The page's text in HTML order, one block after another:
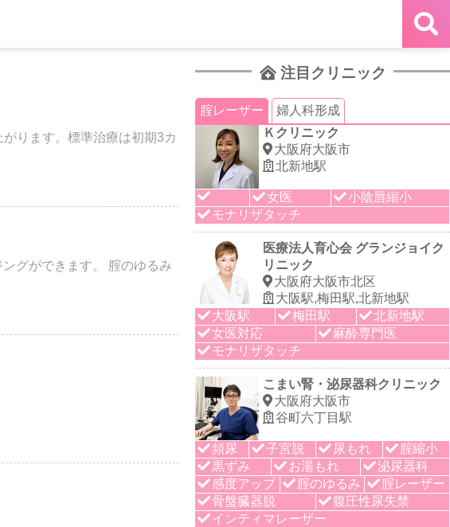
ります。標準治療は初期3カ
グができます。 腟のゆるみ
注目クリニック
腟レーザー
婦人科形成
Ｋクリニック
大阪府大阪市
北新地駅
女医
小陰唇縮小
モナリザタッチ
医療法人育心会 グランジョイク
リニック
大阪府大阪市北区
大阪駅,梅田駅,北新地駅
大阪駅
梅田駅
北新地駅
女医対応
麻酔専門医
モナリザタッチ
こまい腎・泌尿器科クリニック
大阪府大阪市
谷町六丁目駅
頻尿 子宮脱 尿もれ
腟縮小
黒ずみ
お湯もれ
泌尿器科
感度アップ
腟のゆるみ
腟レーザー
骨盤臓器脱
腹圧性尿失禁
インティマレーザー